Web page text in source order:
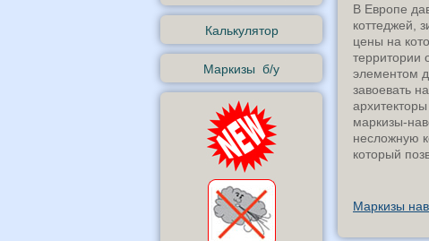
Калькулятор
Маркизы б/у
В Европе
коттеджей,
цены на
территории
элементом
завоевать
маркизы-
несложную
который
Маркизы